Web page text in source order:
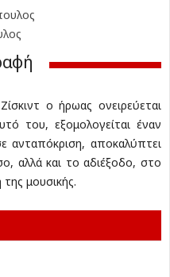
ο ήρωας ονειρεύεται
του, εξομολογείται έναν
ανταπόκριση, αποκαλύπτει
αλλά και το αδιέξοδο, στο
μουσικής.